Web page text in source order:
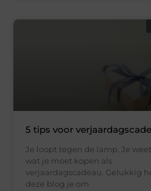
5 tips voor
Je loopt tegen de lamp. Je
wat je moet kopen als
verjaardagscadeau. Gelukkig
deze blog je om